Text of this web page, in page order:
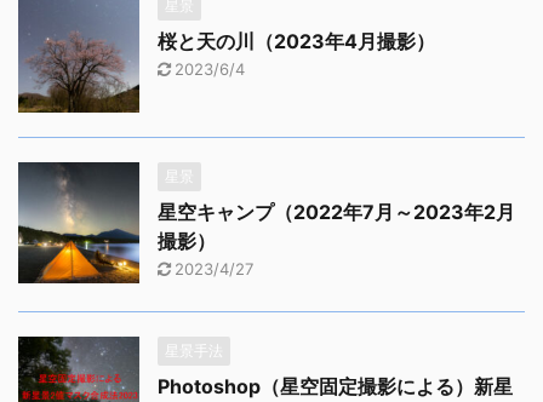
星景
桜と天の川（2023年4月撮影）
2023/6/4
星景
星空キャンプ（2022年7月～2023年2月
撮影）
2023/4/27
星景手法
Photoshop（星空固定撮影による）新星